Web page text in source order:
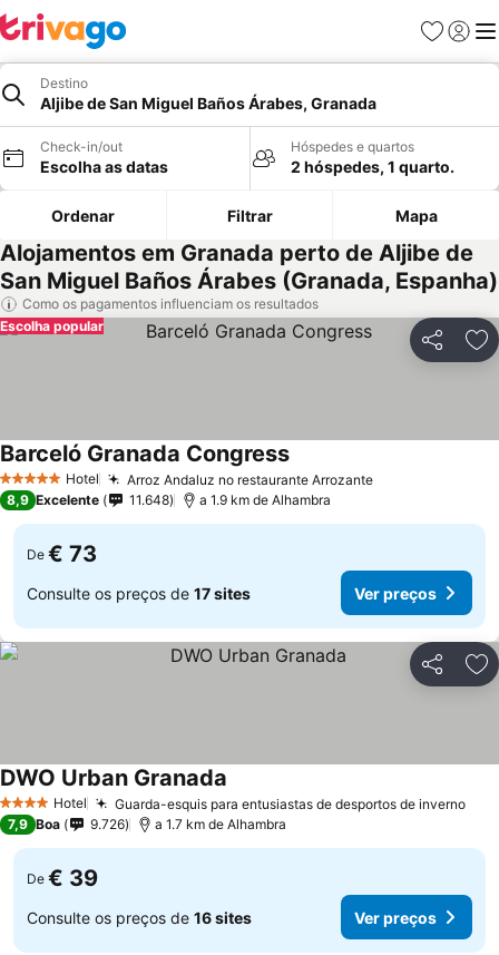
Favoritos
Iniciar
Destino
Aljibe de San Miguel Baños Árabes, Granada
Check-in/out
Escolha as datas
Hóspedes e quartos
2 hóspedes, 1 quarto.
Ordenar Filtrar Mapa
Alojamentos em Granada perto de Aljibe de
San Miguel Baños Árabes (Granada, Espanha)
Como os pagamentos influenciam os resultados
Partilhar
Escolha popular
5 Estrelas Hotel Arroz Andaluz no restaurante Arrozante
Barceló Granada Congress
8,9 Excelente 11.648 a 1.9 km de Alhambra
De € 73
Consulte os preços de 17 sites Ver preços
Partilhar
4 EstrelasHotel Guarda-esquis para entusiastas de desportos de inverno
DWO Urban Granada
7,9 Boa 9.726 a 1.7 km de Alhambra
De € 39
Consulte os preços de 16 sites Ver preços